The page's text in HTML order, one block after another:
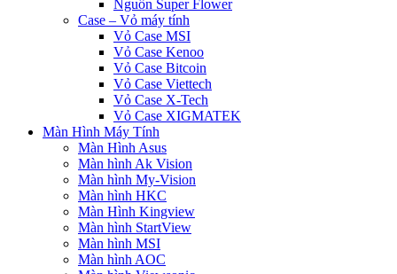
Nguồn Super Flower
Case – Vỏ máy tính
Vỏ Case MSI
Vỏ Case Kenoo
Vỏ Case Bitcoin
Vỏ Case Viettech
Vỏ Case X-Tech
Vỏ Case XIGMATEK
Màn Hình Máy Tính
Màn Hình Asus
Màn hình Ak Vision
Màn hình My-Vision
Màn hình HKC
Màn Hình Kingview
Màn hình StartView
Màn hình MSI
Màn hình AOC